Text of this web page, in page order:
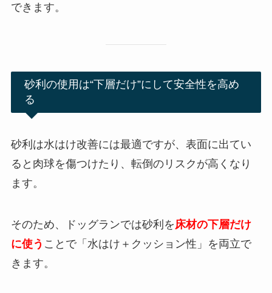
できます。
砂利の使用は“下層だけ”にして安全性を高め
る
砂利は水はけ改善には最適ですが、表面に出てい
ると肉球を傷つけたり、転倒のリスクが高くなり
ます。
そのため、ドッグランでは砂利を床材の下層だけ
に使う ことで「水はけ＋クッション性」を両立で
きます。